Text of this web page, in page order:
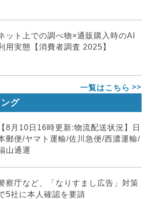
ット上での調べ物×通販購入時のAI
用実態【消費者調査 2025】
一覧はこちら
グ
【8月10日16時更新:物流配送状況】日
郵便/ヤマト運輸/佐川急便/西濃運輸/
山通運
察庁など、「なりすまし広告」対策
5社に本人確認を要請